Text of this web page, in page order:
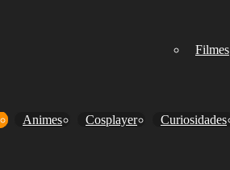
Filmes
Animes Cosplayer Curiosidades